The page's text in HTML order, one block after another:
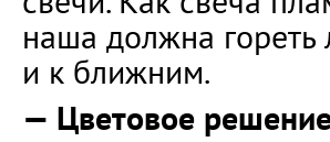
наша должна гореть
и к ближним.
— Цветовое